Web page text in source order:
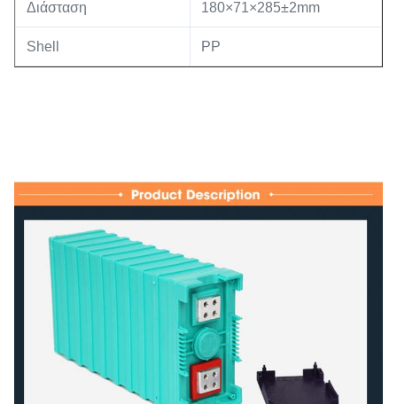
Διάσταση 180×71×285±2mm
Shell PP